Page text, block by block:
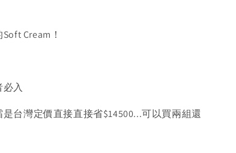
Cream！
必入
台灣定價直接直接省$14500...可以買兩組還